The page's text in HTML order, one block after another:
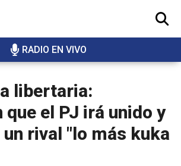
RADIO EN VIVO
BUSCAR
libertaria:
que el PJ irá unido y
rival "lo más kuka